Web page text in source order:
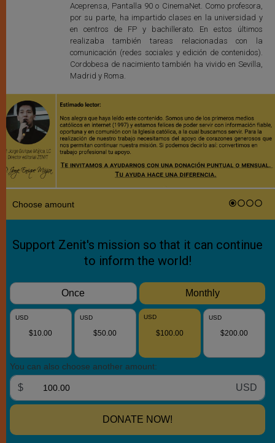
Aceprensa, Pantalla 90 o CinemaNet. Como profesora,
por su parte, ha impartido clases en la universidad y
en centros de FP y bachillerato. En estos últimos
realizaba también tareas relacionadas con la
comunicación (redes sociales y edición de contenidos).
Cordobesa de nacimiento también ha vivido en Sevilla,
Madrid y Roma.